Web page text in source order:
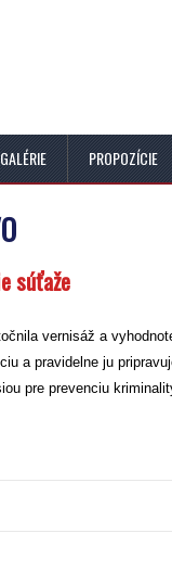
GALÉRIE PROPOZÍCIE
súťaže
vernisáž a
a pravidelne ju
pre prevenciu